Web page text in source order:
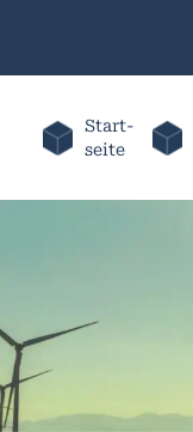
Start-
seite